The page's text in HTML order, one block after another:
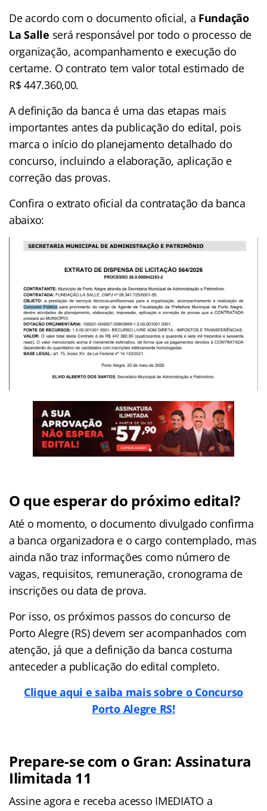
De acordo com o documento oficial, a Fundação
La Salle será responsável por todo o processo de
organização, acompanhamento e execução do
certame. O contrato tem valor total estimado de
R$ 447.360,00.
A definição da banca é uma das etapas mais
importantes antes da publicação do edital, pois
marca o início do planejamento detalhado do
concurso, incluindo a elaboração, aplicação e
correção das provas.
Confira o extrato oficial da contratação da banca
abaixo:
O que esperar do próximo edital?
Até o momento, o documento divulgado confirma
a banca organizadora e o cargo contemplado, mas
ainda não traz informações como número de
vagas, requisitos, remuneração, cronograma de
inscrições ou data de prova.
Por isso, os próximos passos do concurso de
Porto Alegre (RS) devem ser acompanhados com
atenção, já que a definição da banca costuma
anteceder a publicação do edital completo.
Clique aqui e saiba mais sobre o Concurso
Porto Alegre RS!
Prepare-se com o Gran: Assinatura
Ilimitada 11
Assine agora e receba acesso IMEDIATO a